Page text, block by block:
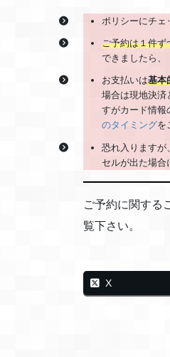
ポリシーにチェ
ご予約は１件ず
できましたら、
お支払いは基本
場合は現地決済
すがカード情報
のタイミングを
恐れ入りますが、
セルが出た場合
ご予約に関する
覧下さい。
X